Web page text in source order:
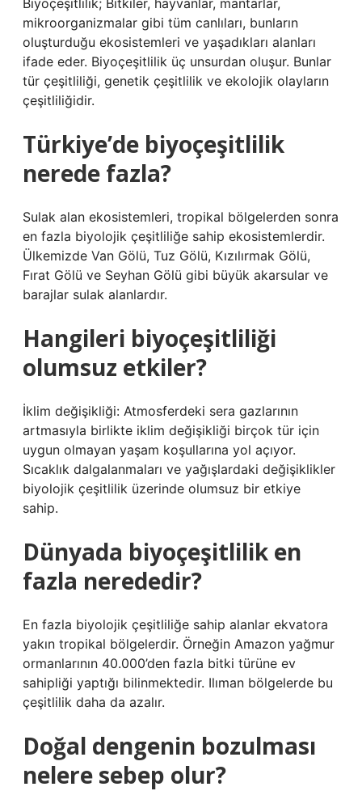
Biyoçeşitlilik; Bitkiler, hayvanlar, mantarlar,
mikroorganizmalar gibi tüm canlıları, bunların
oluşturduğu ekosistemleri ve yaşadıkları alanları
ifade eder. Biyoçeşitlilik üç unsurdan oluşur. Bunlar
tür çeşitliliği, genetik çeşitlilik ve ekolojik olayların
çeşitliliğidir.
Türkiye’de biyoçeşitlilik
nerede fazla?
Sulak alan ekosistemleri, tropikal bölgelerden sonra
en fazla biyolojik çeşitliliğe sahip ekosistemlerdir.
Ülkemizde Van Gölü, Tuz Gölü, Kızılırmak Gölü,
Fırat Gölü ve Seyhan Gölü gibi büyük akarsular ve
barajlar sulak alanlardır.
Hangileri biyoçeşitliliği
olumsuz etkiler?
İklim değişikliği: Atmosferdeki sera gazlarının
artmasıyla birlikte iklim değişikliği birçok tür için
uygun olmayan yaşam koşullarına yol açıyor.
Sıcaklık dalgalanmaları ve yağışlardaki değişiklikler
biyolojik çeşitlilik üzerinde olumsuz bir etkiye
sahip.
Dünyada biyoçeşitlilik en
fazla nerededir?
En fazla biyolojik çeşitliliğe sahip alanlar ekvatora
yakın tropikal bölgelerdir. Örneğin Amazon yağmur
ormanlarının 40.000’den fazla bitki türüne ev
sahipliği yaptığı bilinmektedir. Ilıman bölgelerde bu
çeşitlilik daha da azalır.
Doğal dengenin bozulması
nelere sebep olur?